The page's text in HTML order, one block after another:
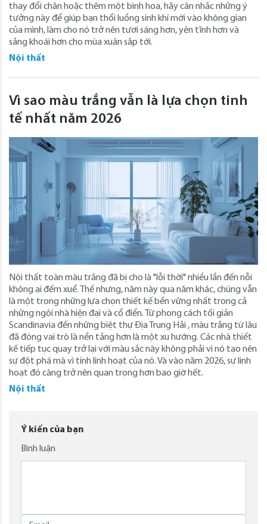
thay đổi chăn hoặc thêm một bình hoa, hãy cân nhắc những ý
tưởng này để giúp bạn thổi luồng sinh khí mới vào không gian
của mình, làm cho nó trở nên tươi sáng hơn, yên tĩnh hơn và
sảng khoái hơn cho mùa xuân sắp tới.
Nội thất
Vì sao màu trắng vẫn là lựa chọn tinh
tế nhất năm 2026
Nội thất toàn màu trắng đã bị cho là "lỗi thời" nhiều lần đến nỗi
không ai đếm xuể. Thế nhưng, năm này qua năm khác, chúng vẫn
là một trong những lựa chọn thiết kế bền vững nhất trong cả
những ngôi nhà hiện đại và cổ điển. Từ phong cách tối giản
Scandinavia đến những biệt thự Địa Trung Hải , màu trắng từ lâu
đã đóng vai trò là nền tảng hơn là một xu hướng. Các nhà thiết
kế tiếp tục quay trở lại với màu sắc này không phải vì nó tạo nên
sự đột phá mà vì tính linh hoạt của nó. Và vào năm 2026, sự linh
hoạt đó càng trở nên quan trọng hơn bao giờ hết.
Nội thất
Ý kiến của bạn
Bình luận